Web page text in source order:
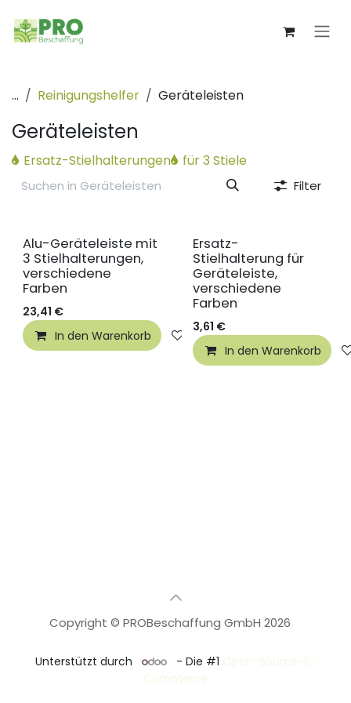
... Reinigungshelfer Geräteleisten
Geräteleisten
Ersatz-Stielhalterungen für 3 Stiele
Filter
Alu-Geräteleiste mit
3 Stielhalterungen,
verschiedene
Farben
23,41 €
In den Warenkorb
Auf die Wunschliste
Ersatz-
Stielhalterung für
Geräteleiste,
verschiedene
Farben
3,61 €
In den Warenkorb
Copyright © PROBeschaffung GmbH 2026
Unterstützt durch - Die #1 Open-Source-E-
Commerce